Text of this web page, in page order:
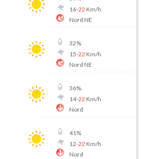
16-22 Km/h
Nord NE
32%
15-22 Km/h
Nord NE
36%
14-22 Km/h
Nord
41%
12-22 Km/h
Nord